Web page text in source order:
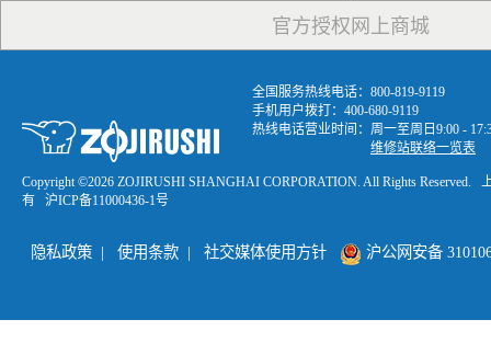
全国服务热线电话：800-819-9119
手机用户拨打：400-680-9119
热线电话营业时间：周一至周日9:00 -
维修站联络一览表
官方授权网上商城
Copyright ©2026 ZOJIRUSHI SHANGHAI CORPORATION. All Rights Reserved.
有 沪ICP备11000436-1号
隐私政策 | 使用条款 | 社交媒体使用方针 沪公网安备